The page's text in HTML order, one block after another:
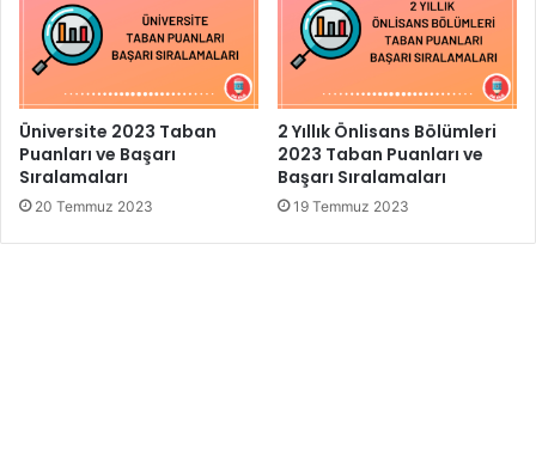
Üniversite 2023 Taban
Puanları ve Başarı
Sıralamaları
20 Temmuz 2023
2 Yıllık Önlisans Bölümleri
2023 Taban Puanları ve
Başarı Sıralamaları
19 Temmuz 2023